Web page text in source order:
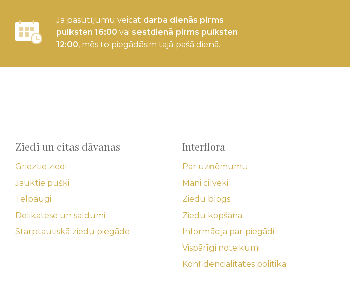
Ja pasūtījumu veicat darba dienās pirms
pulksten 16:00 vai sestdienā pirms pulksten
12:00, mēs to piegādāsim tajā pašā dienā.
Ziedi un citas dāvanas
Grieztie ziedi
Jauktie pušķi
Telpaugi
Delikatese un saldumi
Starptautiskā ziedu piegāde
Interflora
Par uzņēmumu
Mani cilvēki
Ziedu blogs
Ziedu kopšana
Informācija par piegādi
Vispārīgi noteikumi
Konfidencialitātes politika